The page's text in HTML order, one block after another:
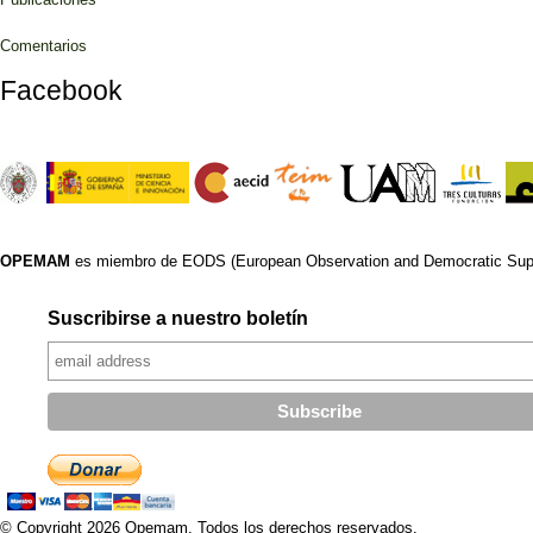
Comentarios
Facebook
OPEMAM es miembro de EODS (European Observation and Democratic
Suscribirse a nuestro boletín
© Copyright 2026 Opemam. Todos los derechos reservados.